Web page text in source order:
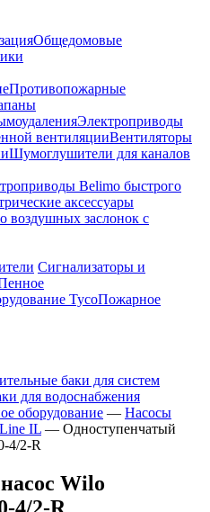
Общедомовые
Противопожарные
Электроприводы
вентиляцииВентиляторы
Шумоглушители для каналов
Belimo быстрого
аксессуары
воздушных заслонок c
Сигнализаторы и
TycoПожарное
баки для систем
для водоснабжения
оборудование — Насосы
IL — Одноступенчатый
4/2-R
Wilo